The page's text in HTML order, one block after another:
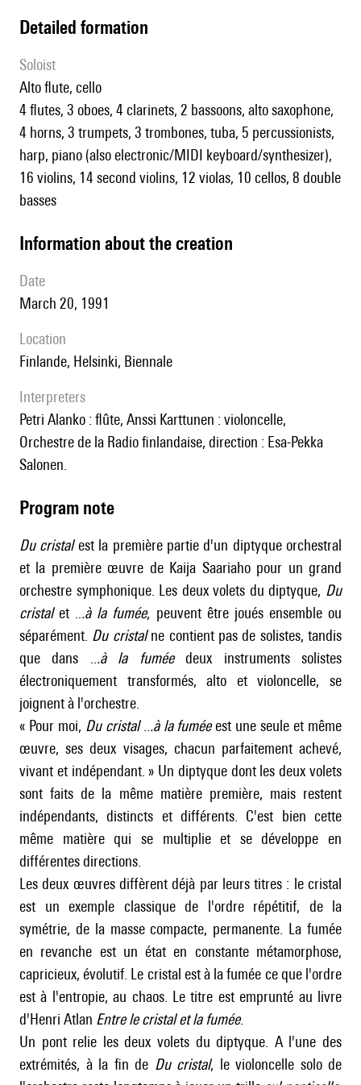
detailed formation
Soloist
alto flute, cello
4 flutes, 3 oboes, 4 clarinets, 2 bassoons, alto saxophone,
4 horns, 3 trumpets, 3 trombones, tuba, 5 percussionists,
harp, piano (also electronic/MIDI keyboard/synthesizer),
16 violins, 14 second violins, 12 violas, 10 cellos, 8 double
basses
information about the creation
date
March 20, 1991
location
Finlande, Helsinki, Biennale
interpreters
Petri Alanko : flûte, Anssi Karttunen : violoncelle,
Orchestre de la Radio finlandaise, direction : Esa-Pekka
Salonen.
Program note
Du cristalest la première partie d'un diptyque orchestral
et la première œuvre de Kaija Saariaho pour un grand
orchestre symphonique. Les deux volets du diptyque, Du
cristalet .. .à la fumée, peuvent être joués ensemble ou
séparément. Du cristalne contient pas de solistes, tandis
que dans .. .à la fuméedeux instruments solistes
électroniquement transformés, alto et violoncelle, se
joignent à l'orchestre.
« Pour moi, Du cristal.. .à la fuméeest une seule et même
œuvre, ses deux visages, chacun parfaitement achevé,
vivant et indépendant. » Un diptyque dont les deux volets
sont faits de la même matière première, mais restent
indépendants, distincts et différents. C'est bien cette
même matière qui se multiplie et se développe en
différentes directions.
Les deux œuvres diffèrent déjà par leurs titres : le cristal
est un exemple classique de l'ordre répétitif, de la
symétrie, de la masse compacte, permanente. La fumée
en revanche est un état en constante métamorphose,
capricieux, évolutif. Le cristal est à la fumée ce que l'ordre
est à l'entropie, au chaos. Le titre est emprunté au livre
d'Henri Atlan Entre le cristal et la fumée.
Un pont relie les deux volets du diptyque. A l'une des
extrémités, à la fin de Du cristal, le violoncelle solo de